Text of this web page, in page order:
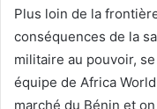
Plus loin de la
conséquences de la
militaire au pouvoir,
équipe de Africa
marché du Bénin et